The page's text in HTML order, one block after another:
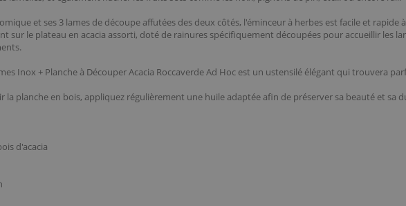
et ses 3 lames de découpe affutées des deux côtés, l'éminceur à herbes est facile et
sur le plateau en acacia assorti, doté de rainures spécifiquement découpées pour accueillir les
Inox + Planche à Découper Acacia Roccaverde Ad Hoc est un ustensilé élégant qui trouvera
la planche en bois, appliquez régulièrement une huile adaptée afin de préserver sa beauté et sa
d'acacia